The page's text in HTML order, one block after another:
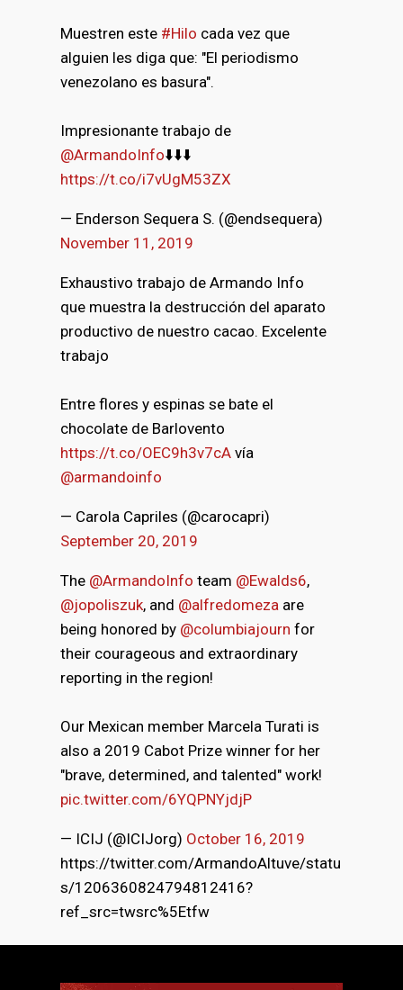
Muestren este #Hilo cada vez que
alguien les diga que: "El periodismo
venezolano es basura".
Impresionante trabajo de
@ArmandoInfo⬇️⬇️⬇️
https://t.co/i7vUgM53ZX
— Enderson Sequera S. (@endsequera)
November 11, 2019
Exhaustivo trabajo de Armando Info
que muestra la destrucción del aparato
productivo de nuestro cacao. Excelente
trabajo
Entre flores y espinas se bate el
chocolate de Barlovento
https://t.co/OEC9h3v7cA vía
@armandoinfo
— Carola Capriles (@carocapri)
September 20, 2019
The @ArmandoInfo team @Ewalds6,
@jopoliszuk, and @alfredomeza are
being honored by @columbiajourn for
their courageous and extraordinary
reporting in the region!
Our Mexican member Marcela Turati is
also a 2019 Cabot Prize winner for her
"brave, determined, and talented" work!
pic.twitter.com/6YQPNYjdjP
— ICIJ (@ICIJorg) October 16, 2019
https://twitter.com/ArmandoAltuve/statu
s/1206360824794812416?
ref_src=twsrc%5Etfw